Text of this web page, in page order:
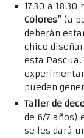
17:30 a 18:30
Colores” (a
deberán
chico
esta
pueden
Taller de
de 6/7 años)
se les dará